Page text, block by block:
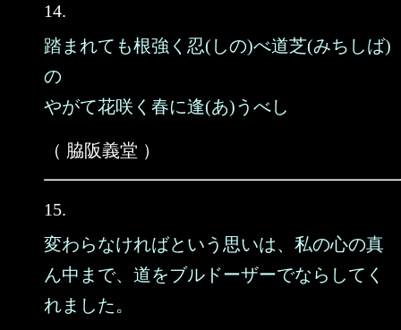
14.
踏まれても根強く忍(しの)べ道芝(みちしば)
の
やがて花咲く春に逢(あ)うべし
（ 脇阪義堂 ）
15.
変わらなければという思いは、私の心の真
ん中まで、道をブルドーザーでならしてく
れました。